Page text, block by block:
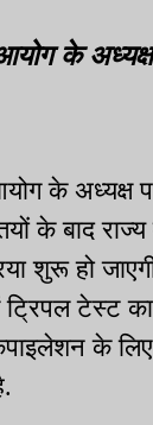
आयोग के
के अध्यक्ष
के बाद
शुरू हो
ट्रिपल टेस्ट
के